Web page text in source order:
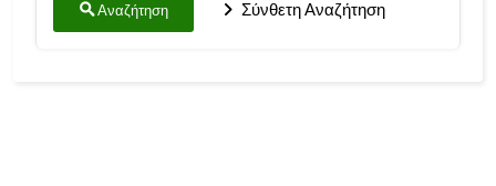
Αναζήτηση Σύνθετη Αναζήτηση